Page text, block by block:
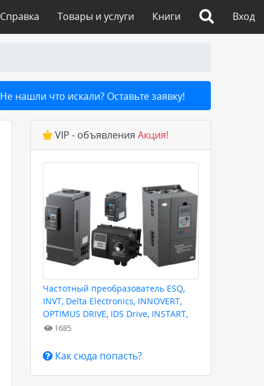
Вход
Книги
Товары и услуги
Справка
Не нашли что искали? Оставьте заявку!
VIP - объявления Акция!
Частотный преобразователь ESQ,
INVT, Delta Electronics, INNOVERT,
OPTIMUS DRIVE, IDS Drive, INSTART,
HYUNDAI для любых задач
1685
Как сюда попасть?